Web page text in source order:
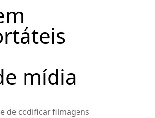
mídia
de codificar filmagens